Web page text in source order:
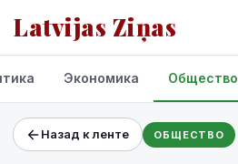
Latvijas Ziņas
Проекты и сервисы
Экономика Общество
Назад к ленте ОБЩЕСТВО